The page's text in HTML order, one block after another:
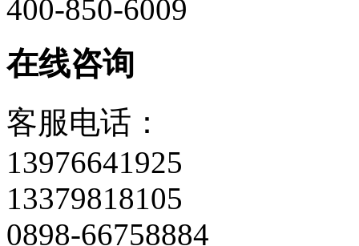
400-850-6009
在线咨询
客服电话：
13976641925
13379818105
0898-66758884